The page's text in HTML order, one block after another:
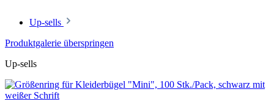
Up-sells
Produktgalerie überspringen
Up-sells